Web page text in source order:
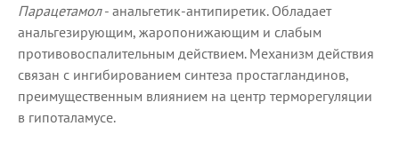
Парацетамол- анальгетик-антипиретик. Обладает
анальгезирующим, жаропонижающим и слабым
противовоспалительным действием. Механизм действия
связан с ингибированием синтеза простагландинов,
преимущественным влиянием на центр терморегуляции
в гипоталамусе.